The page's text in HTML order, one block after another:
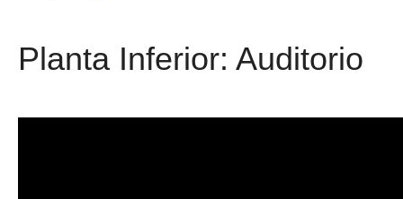
Planta Inferior: Auditorio